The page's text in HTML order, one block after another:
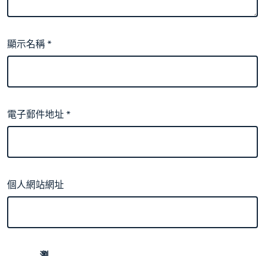
顯示名稱*
電子郵件地址*
個人網站網址